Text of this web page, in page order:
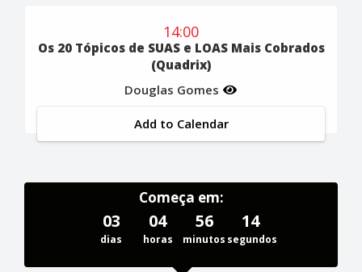
14:00
Os 20 Tópicos de SUAS e LOAS Mais Cobrados
(Quadrix)
Douglas Gomes
Add to Calendar
Começa em:
03
dias
04
horas
56
minutos
13
segundos